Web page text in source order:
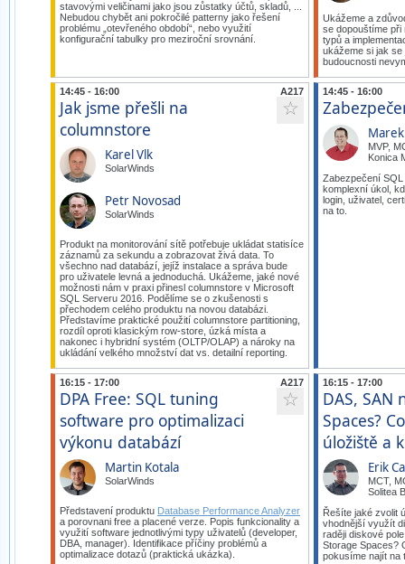
stavovými veličinami jako jsou zůstatky účtů, skladů, ...
Nebudou chybět ani pokročilé patterny jako řešení
problému „otevřeného období“, nebo využití
konfigurační tabulky pro meziroční srovnání.
Ukážeme a
se dopouštíme při
typů a
ukážeme si jak
budoucnosti
A217
14:45 - 16:00
☆
Jak jsme přešli na
columnstore
Karel Vlk
SolarWinds
Petr Novosad
SolarWinds
Produkt na monitorování sítě potřebuje ukládat statisíce
záznamů za sekundu a zobrazovat živá data. To
všechno nad databází, jejíž instalace a správa bude
pro uživatele levná a jednoduchá. Ukážeme, jaké nové
možnosti nám v praxi přinesl columnstore v Microsoft
SQL Serveru 2016. Podělíme se o zkušenosti s
přechodem celého produktu na novou databázi.
Představíme praktické použití columnstore partitioning,
rozdíl oproti klasickým row-store, úzká místa a
nakonec i hybridní systém (OLTP/OLAP) a nároky na
ukládání velkého množství dat vs. detailní reporting.
14:45 - 16:00
MVP,
Konica
Zabezpečení
komplexní úkol,
login, uživatel,
na to.
A217
16:15 - 17:00
☆
DPA Free: SQL tuning
software pro optimalizaci
výkonu databází
Martin Kotala
SolarWinds
Představení produktu Database Performance Analyzer
a porovnani free a placené verze. Popis funkcionality a
využití software jednotlivými typy uživatelů (developer,
DBA, manager). Identifikace příčiny problémů a
optimalizace dotazů (praktická ukázka).
16:15 - 17:00
DAS, SAN
Spaces?
úložiště a
Erik
MCT,
Solitea
Řešíte jaké zvolit
vhodnější využít
raději diskové
Storage Spaces?
pokusíme najít na